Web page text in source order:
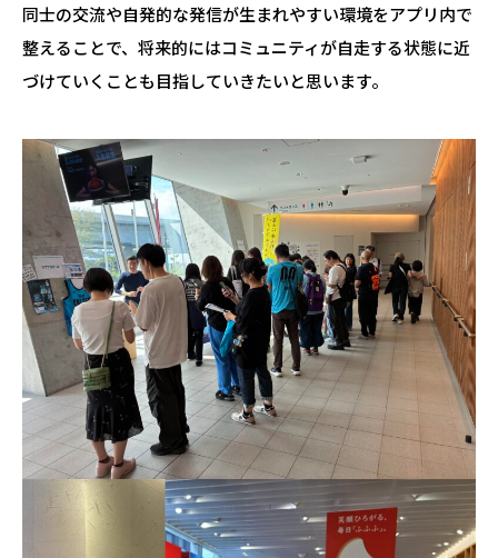
同士の交流や自発的な発信が生まれやすい環境をアプリ内で
整えることで、将来的にはコミュニティが自走する状態に近
づけていくことも目指していきたいと思います。